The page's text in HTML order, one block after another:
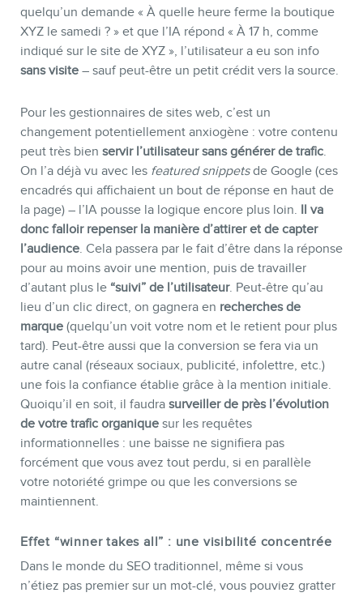
quelqu’un demande « À quelle heure ferme la boutique
XYZ le samedi ? » et que l’IA répond « À 17 h, comme
indiqué sur le site de XYZ », l’utilisateur a eu son info
sans visite – sauf peut-être un petit crédit vers la source.
Pour les gestionnaires de sites web, c’est un
changement potentiellement anxiogène : votre contenu
peut très bien servir l’utilisateur sans générer de trafic.
On l’a déjà vu avec les featured snippetsde Google (ces
encadrés qui affichaient un bout de réponse en haut de
la page) – l’IA pousse la logique encore plus loin.
Il va
donc falloir repenser la manière d’attirer et de capter
l’audience. Cela passera par le fait d’être dans la réponse
pour au moins avoir une mention, puis de travailler
d’autant plus le “suivi” de l’utilisateur. Peut-être qu’au
lieu d’un clic direct, on gagnera en recherches de
marque (quelqu’un voit votre nom et le retient pour plus
tard). Peut-être aussi que la conversion se fera via un
autre canal (réseaux sociaux, publicité, infolettre, etc.)
une fois la confiance établie grâce à la mention initiale.
Quoiqu’il en soit, il faudra surveiller de près l’évolution
de votre trafic organique sur les requêtes
informationnelles : une baisse ne signifiera pas
forcément que vous avez tout perdu, si en parallèle
votre notoriété grimpe ou que les conversions se
maintiennent.
Effet “winner takes all” : une visibilité concentrée
Dans le monde du SEO traditionnel, même si vous
n’étiez pas premier sur un mot-clé, vous pouviez gratter